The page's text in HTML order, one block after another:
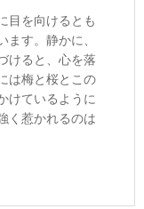
目を向けるとも
ます。静かに、
けると、心を落
は梅と桜とこの
けているように
く惹かれるのは